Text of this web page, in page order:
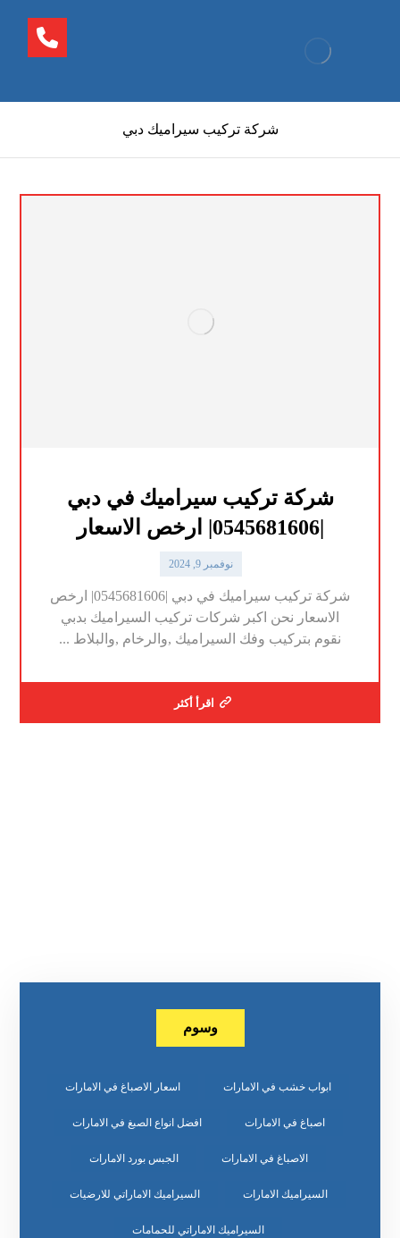
شركة تركيب سيراميك دبي
شركة تركيب سيراميك في دبي
|0545681606| ارخص الاسعار
نوفمبر 9, 2024
شركة تركيب سيراميك في دبي |0545681606| ارخص
الاسعار نحن اكبر شركات تركيب السيراميك بدبي
نقوم بتركيب وفك السيراميك ,والرخام ,والبلاط ...
اقرأ أكثر
وسوم
ابواب خشب في الامارات اسعار الاصباغ في الامارات
اصباغ في الامارات افضل انواع الصبغ في الامارات
الاصباغ في الامارات الجبس بورد الامارات
السيراميك الامارات السيراميك الاماراتي للارضيات
السيراميك الاماراتي للحمامات